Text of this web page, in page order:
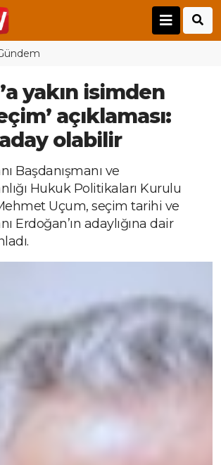
yakın isimden
açıklaması:
olabilir
Başdanışmanı ve
Hukuk Politikaları Kurulu
Uçum, seçim tarihi ve
Erdoğan’ın adaylığına dair